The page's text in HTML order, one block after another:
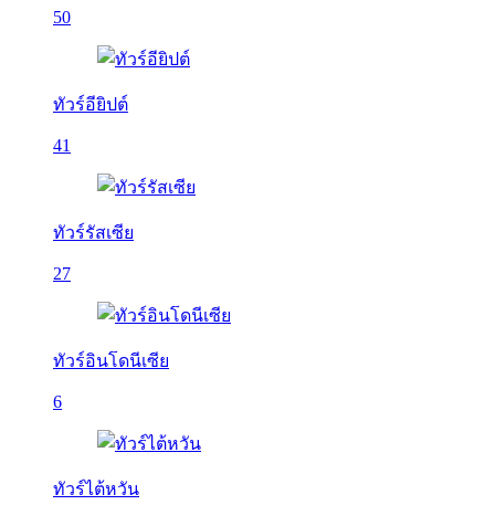
50
ทัวร์อียิปต์
41
ทัวร์รัสเซีย
27
ทัวร์อินโดนีเซีย
6
ทัวร์ไต้หวัน